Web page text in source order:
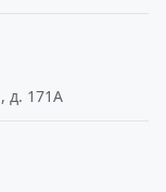
д. 171А